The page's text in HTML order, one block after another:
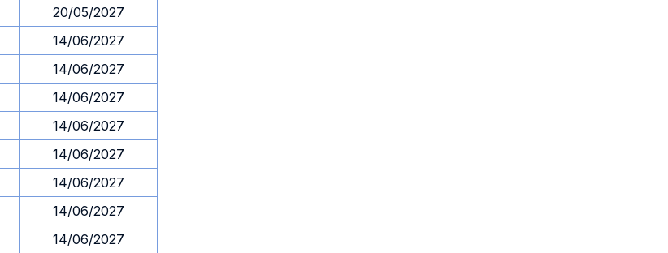
20/05/2027
14/06/2027
14/06/2027
14/06/2027
14/06/2027
14/06/2027
14/06/2027
14/06/2027
14/06/2027